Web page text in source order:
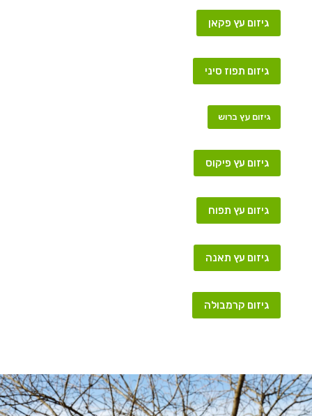
גיזום עץ פקאן
גיזום תפוז סיני
גיזום עץ ברוש
גיזום עץ פיקוס
גיזום עץ תפוח
גיזום עץ תאנה
גיזום קרמבולה